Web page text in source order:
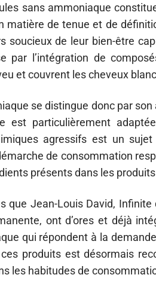
sans ammoniaque
matière de tenue et de
soucieux de leur bien-être
par l’intégration de
et couvrent les cheveux
se distingue donc par
est particulièrement
agressifs est un
de consommation
présents dans les
que Jean-Louis David,
ont d’ores et déjà
qui répondent à la
produits est désormais
les habitudes de